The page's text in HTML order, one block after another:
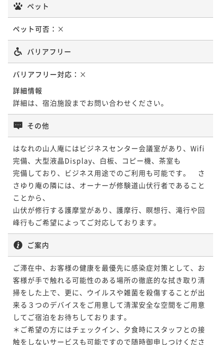
ペット
ペット可否： ×
バリアフリー
バリアフリー対応： ×
詳細情報
詳細は、宿泊施設までお問い合わせください。
その他
はなれの山人庵にはビジネスセンター会議室があり、Wifi
完備、大型液晶Display、白板、コピー機、茶室も
完備しており、ビジネス用途でのご利用も可能です。　さ
さゆり庵の隣には、オーナーが修験道山伏行者であること
ことから、
山伏が修行する護摩堂があり、護摩行、瞑想行、滝行や回
峰行もご希望によってご対応しております。
ご案内
ご滞在中、お客様の健康を最優先に感染症対策として、お
客様が手で触れる可能性のある場所の徹底的な拭き取り清
掃をした上で、更に、ウイルスや雑菌を殺傷することが出
来る３つのデバイスをご用意して清潔安全な空間をご用意
してご宿泊をお待ちしております。
＊ご希望の方にはチェックイン、夕食時にスタッフとの接
触をしないサービスも可能ですので随時御申しつけくださ